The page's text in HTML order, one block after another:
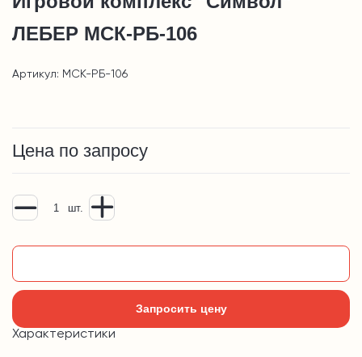
ЛЕБЕР МСК-РБ-106
Артикул: МСК-РБ-106
Цена по запросу
шт.
Запросить цену
Характеристики